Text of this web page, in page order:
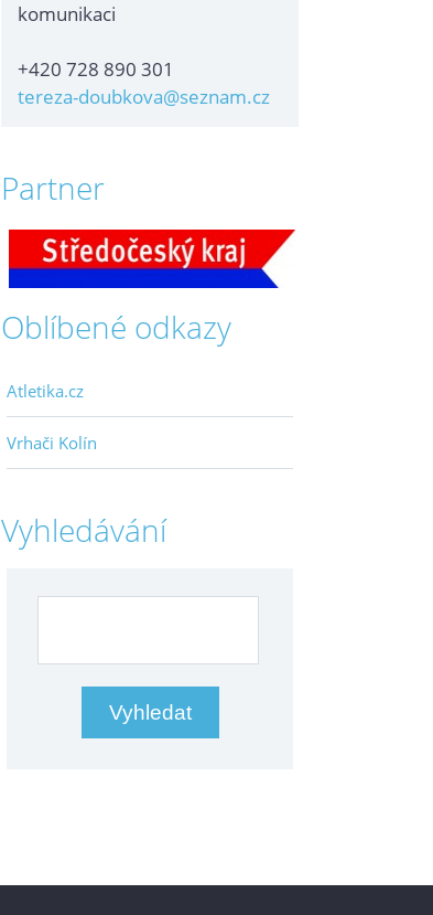
komunikaci
+420 728 890 301
tereza-doubkova@seznam.cz
Partner
Oblíbené odkazy
Atletika.cz
Vrhači Kolín
Vyhledávání